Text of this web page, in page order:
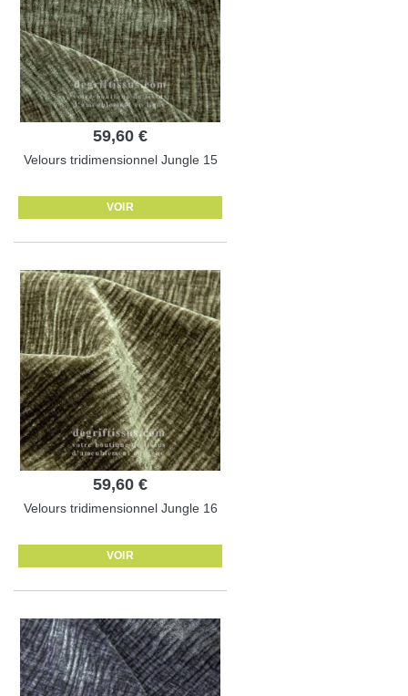
59,60 €
Velours tridimensionnel Jungle 15
VOIR
59,60 €
Velours tridimensionnel Jungle 16
VOIR